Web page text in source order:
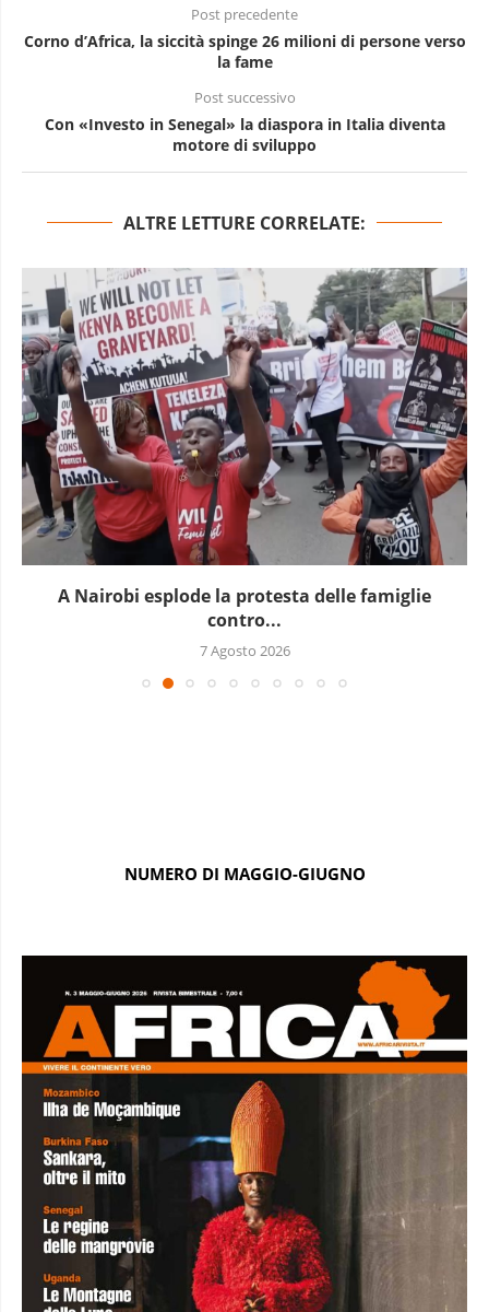
Post precedente
Corno d’Africa, la siccità spinge 26 milioni di persone verso
la fame
Post successivo
Con «Investo in Senegal» la diaspora in Italia diventa
motore di sviluppo
ALTRE LETTURE CORRELATE:
A Nairobi esplode la protesta delle famiglie
contro...
7 Agosto 2026
NUMERO DI MAGGIO-GIUGNO